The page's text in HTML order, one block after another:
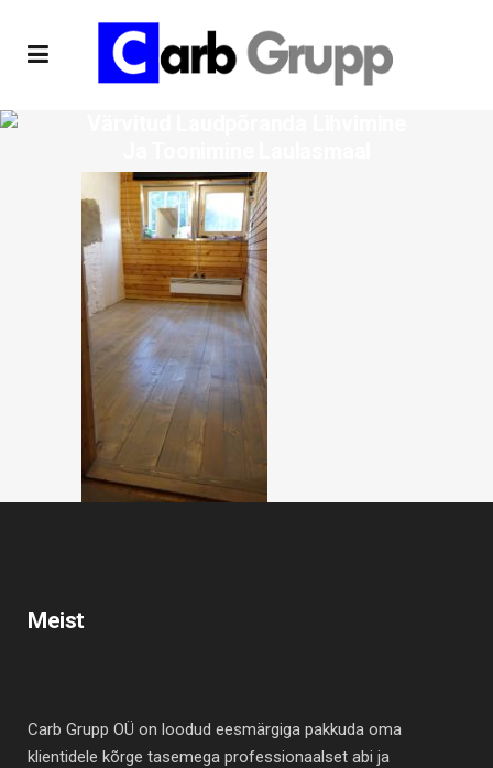
Meist
Carb Grupp OÜ on loodud eesmärgiga pakkuda oma
klientidele kõrge tasemega professionaalset abi ja